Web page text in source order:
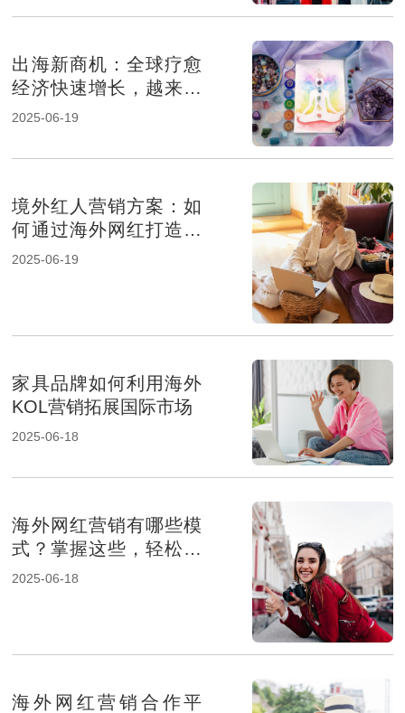
出海新商机：全球疗愈
经济快速增长，越来越
多年轻人为此买单
2025-06-19
境外红人营销方案：如
何通过海外网红打造品
牌影响力
2025-06-19
家具品牌如何利用海外
KOL营销拓展国际市场
2025-06-18
海外网红营销有哪些模
式？掌握这些，轻松提
升品牌影响力
2025-06-18
海外网红营销合作平